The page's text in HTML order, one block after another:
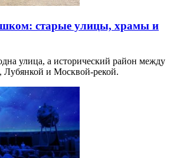
старые улицы, храмы и
улица, а исторический район между
и Москвой-рекой.